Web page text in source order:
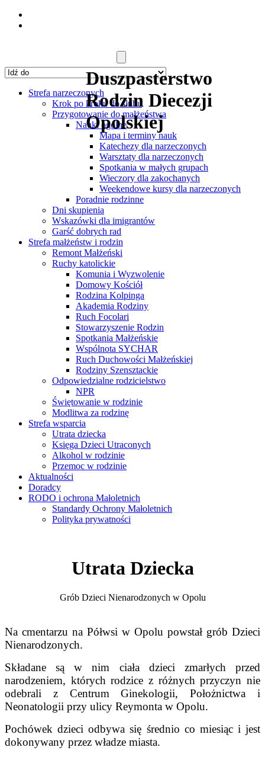
Duszpasterstwo
Rodzin Diecezji
Opolskiej
Strefa narzeczonych
Krok po kroku do ślubu
Przygotowanie do małżeństwa
Nauki ogólne
Mapa i terminy nauk
Katechezy dla narzeczonych
Warsztaty dla narzeczonych
Spotkania w małych grupach
Wieczory dla zakochanych
Weekendowe kursy dla narzeczonych
Poradnie rodzinne
Dni skupienia
Wskazówki dla imigrantów
Garść dobrych rad
Strefa małżeństw i rodzin
Remont Małżeński
Ruchy katolickie
Komunia i Wyzwolenie
Domowy Kościół
Rodzina Kolpinga
Akademia Rodziny
Ruch Focolari
Stowarzyszenie Rodzin
Spotkania Małżeńskie
Wspólnota SYCHAR
Ruch Duchowości Małżeńskiej
Rodziny Szensztackie
Odpowiedzialne rodzicielstwo
NPR
Świętowanie w rodzinie
Modlitwa za rodzinę
Strefa wsparcia
Utrata dziecka
Księga Dzieci Utraconych
Alkohol w rodzinie
Przemoc w rodzinie
Aktualności
Doradcy
RODO i ochrona Małoletnich
Standardy Ochrony Małoletnich
Polityka prywatności
Utrata Dziecka
Grób Dzieci Nienarodzonych w Opolu
Na cmentarzu na Półwsi w Opolu powstał grób Dzieci
Nienarodzonych.
Składane są w nim ciała dzieci zmarłych przed
narodzeniem, których rodzice z różnych przyczyn nie
odebrali z Centrum Ginekologii, Położnictwa i
Neonatologii przy ulicy Reymonta w Opolu.
Pochówek dzieci odbywa się średnio co miesiąc i jest
dokonywany przez władze miasta.